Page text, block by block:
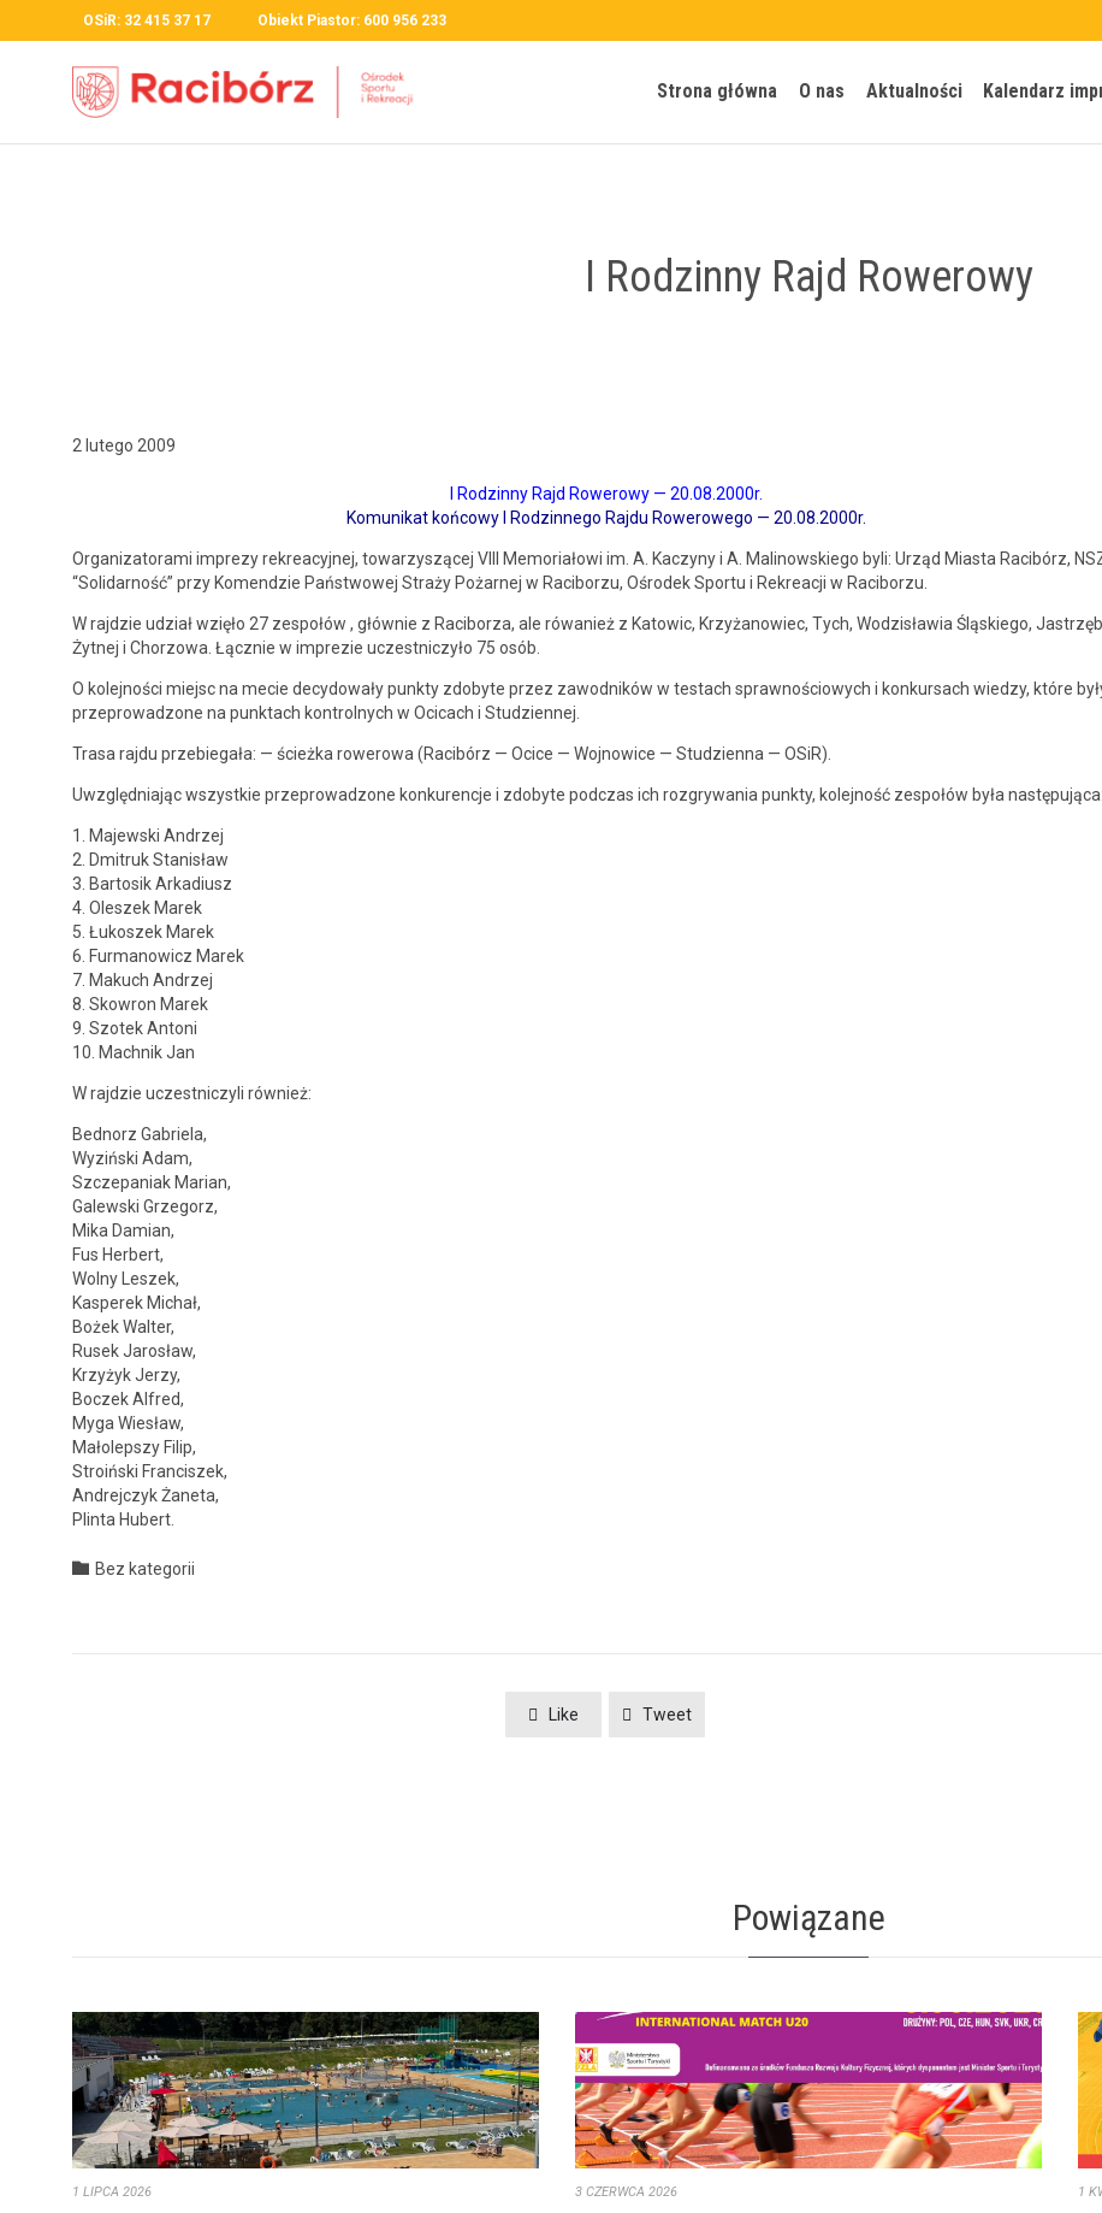
OSiR: 32 415 37 17 Obiekt Piastor: 600 956 233
Strona główna O nas Aktualności Kalendarz
I Rodzinny Rajd Rowerowy
2 lutego 2009
I Rodzin­ny Rajd Rowerowy — 20.08.2000r.
Komu­nikat koń­cowy I Rodzin­nego Raj­du Rowerowego — 20.08.2000r.
Orga­ni­za­tora­mi imprezy rekrea­cyjnej, towarzyszącej VIII Memo­ri­ałowi im. A. Kaczyny i A. Mali­nowskiego byli: Urząd Mias­ta Racibórz,
“Sol­i­darność” przy Komendzie Państ­wowej Straży Pożarnej w Raci­borzu, Ośrodek Sportu i Rekreacji w Raciborzu.
W rajdzie udzi­ał wzięło 27 zespołów , głównie z Raci­borza, ale rówanież z Katow­ic, Krzyżanowiec, Tych, Wodzisław­ia Śląskiego,
Żyt­nej i Chor­zowa. Łącznie w imprezie uczest­niczyło 75 osób.
O kole­jnoś­ci miejsc na mecie decy­dowały punk­ty zdobyte przez zawod­ników w tes­tach sprawnoś­ciowych i konkur­sach wiedzy, które
przeprowad­zone na punk­tach kon­trol­nych w Oci­cach i Studziennej.
Trasa raj­du prze­b­ie­gała: — ścież­ka rowerowa (Racibórz — Oci­ce — Wojnow­ice — Studzi­en­na — OSiR).
Uwzględ­ni­a­jąc wszys­tkie przeprowad­zone konkurenc­je i zdobyte pod­czas ich roz­gry­wa­nia punk­ty, kole­jność zespołów była następująca:
1. Majew­s­ki Andrzej
2. Dmitruk Stanisław
3. Bar­tosik Arka­diusz
4. Oleszek Marek
5. Łukoszek Marek
6. Fur­manow­icz Marek
7. Makuch Andrzej
8. Skowron Marek
9. Szotek Antoni
10. Mach­nik Jan
W rajdzie uczest­niczyli również:
Bed­norz Gabriela,
Wyz­ińs­ki Adam,
Szczepa­ni­ak Mar­i­an,
Galews­ki Grze­gorz,
Mika Dami­an,
Fus Her­bert,
Wol­ny Leszek,
Kasperek Michał,
Bożek Wal­ter,
Rusek Jarosław,
Krzyżyk Jerzy,
Boczek Alfred,
Myga Wiesław,
Małolep­szy Fil­ip,
Stroińs­ki Fran­ciszek,
Andrejczyk Żane­ta,
Plin­ta Hubert.
 Category
Bez kategorii
Like Tweet
Powiązane
1 LIPCA 2026 3 CZERWCA 2026 1